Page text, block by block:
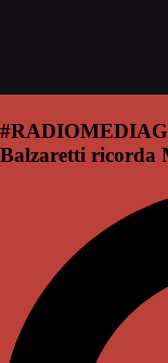
Balzaretti ricorda